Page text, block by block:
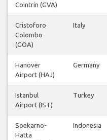
Cointrin (GVA)
Cristoforo
Colombo
(GOA)
Italy
Hanover
Airport (HAJ)
Germany
Istanbul
Airport (IST)
Turkey
Soekarno-
Hatta
Indonesia